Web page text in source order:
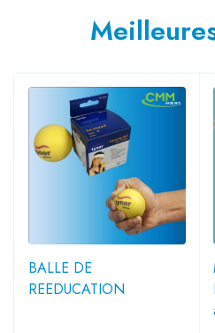
BALLE DE
REEDUCATION